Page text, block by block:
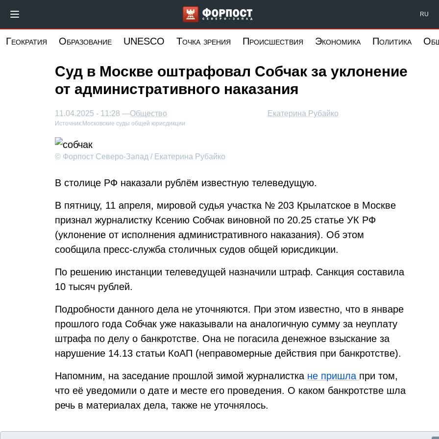
основному
Форпост Северо-Запад RU
Геократия Образование UNESCO Точка зрения Происшествия Экономика Политика
Суд в Москве оштрафовал Собчак за уклонение
от административного наказания
Екатерина Рубайко
11.04.2025 - 11:28 —Общество
Источник: Московские суды общей юрисдикции
© Форпост Северо-Запад / Екатерина Рубайко
В столице РФ наказали рублём известную телеведущую.
В пятницу, 11 апреля, мировой судья участка № 203 Крылатское в Москве
признал журналистку Ксению Собчак виновной по 20.25 статье УК РФ
(уклонение от исполнения административного наказания). Об этом
сообщила пресс-служба столичных судов общей юрисдикции.
По решению инстанции телеведущей назначили штраф. Санкция составила
10 тысяч рублей.
Подробности данного дела не уточняются. При этом известно, что в январе
прошлого года Собчак уже наказывали на аналогичную сумму за неуплату
штрафа по делу о банкротстве. Она не погасила денежное взыскание за
нарушение 14.13 статьи КоАП (неправомерные действия при банкротстве).
Напомним, на заседание прошлой зимой журналистка не пришла при том,
что её уведомили о дате и месте его проведения. О каком банкротстве шла
речь в материалах дела, также не уточнялось.